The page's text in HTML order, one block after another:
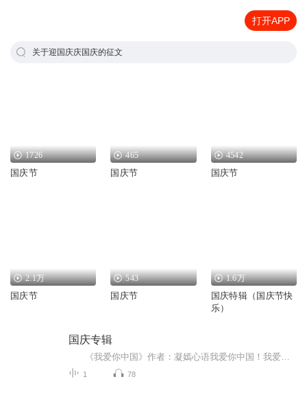
打开APP
关于迎国庆庆国庆的征文
1726
国庆节
465
国庆节
4542
国庆节
2.1万
国庆节
543
国庆节
1.6万
国庆特辑（国庆节快
乐）
国庆专辑
1 78